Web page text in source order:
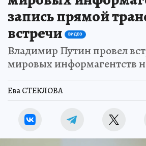
запись прямой
встречи
ВИДЕО
Владимир Путин провел
мировых информагентств
Ева СТЕКЛОВА